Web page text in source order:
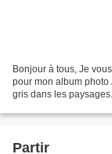
Bonjour à tous, Je
pour mon album photo
gris dans les
Partir